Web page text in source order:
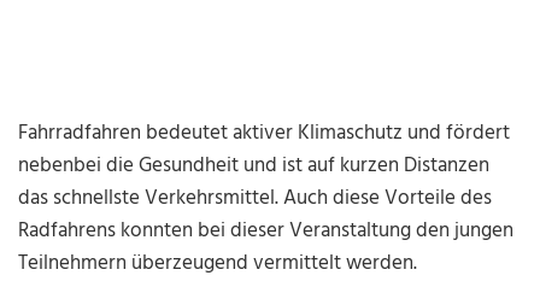
Fahrradfahren bedeutet aktiver Klimaschutz und fördert
nebenbei die Gesundheit und ist auf kurzen Distanzen
das schnellste Verkehrsmittel. Auch diese Vorteile des
Radfahrens konnten bei dieser Veranstaltung den jungen
Teilnehmern überzeugend vermittelt werden.